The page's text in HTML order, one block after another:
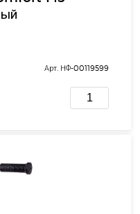
Арт. НФ-00119599